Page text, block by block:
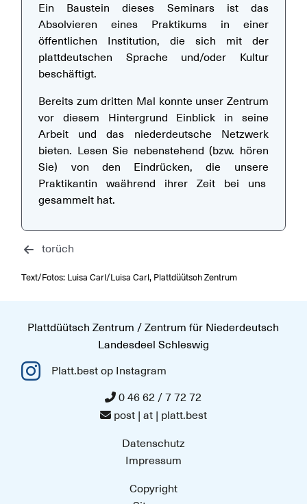
Ein Baustein dieses Seminars ist das
Absolvieren eines Praktikums in einer
öffentlichen Institution, die sich mit der
plattdeutschen Sprache und/oder Kultur
beschäftigt.
Bereits zum dritten Mal konnte unser Zentrum
vor diesem Hintergrund Einblick in seine
Arbeit und das niederdeutsche Netzwerk
bieten. Lesen Sie nebenstehend (bzw. hören
Sie) von den Eindrücken, die unsere
Praktikantin waährend ihrer Zeit bei uns
gesammelt hat.
Text/Fotos: Luisa Carl/Luisa Carl, Plattdüütsch Zentrum
torüch
Plattdüütsch Zentrum / Zentrum für Niederdeutsch
Landesdeel Schleswig
Platt.best op Instagram
0 46 62 / 7 72 72
post | at | platt.best
Datenschutz
Impressum
Copyright